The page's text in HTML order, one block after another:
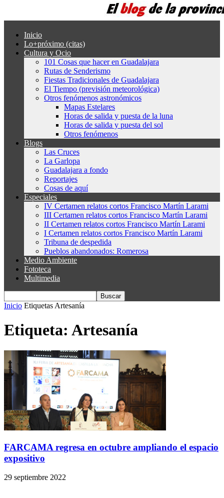
Inicio
Lo+próximo (citas)
Cultura y Ocio
101 Cosas que hacer en Guadalajara
Rutas de Senderismo
Fiestas Tradicionales de Guadalajara
El Tiempo (previsión meteorológica)
Otros fenómenos astronómicos
Mapas Estelares
Horas de salida y puesta de la luna
Horas de salida y puesta del sol
Otros fenómenos
Blogs
Las Cruces
La Garlopa
Guadalajara a fondo
Reportajes
Cosas de aquí
Especiales
IV Certamen relatos cortos Francisco Martín Larami
III Certamen relatos cortos Francisco Martín Larami
II Certamen relatos cortos Francisco Martín Larami
I Certamen relatos cortos Francisco Martín Larami
Tribuna de despedida
Pueblos abandonados: Romerosa
Medio Ambiente
Fototeca
Multimedia
Inicio Etiquetas Artesanía
Etiqueta: Artesanía
FARCAMA regresa en octubre ampliando el espacio
expositivo
29 septiembre 2022